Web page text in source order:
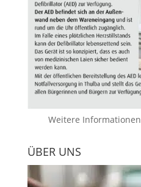
Weitere
ÜBER UNS